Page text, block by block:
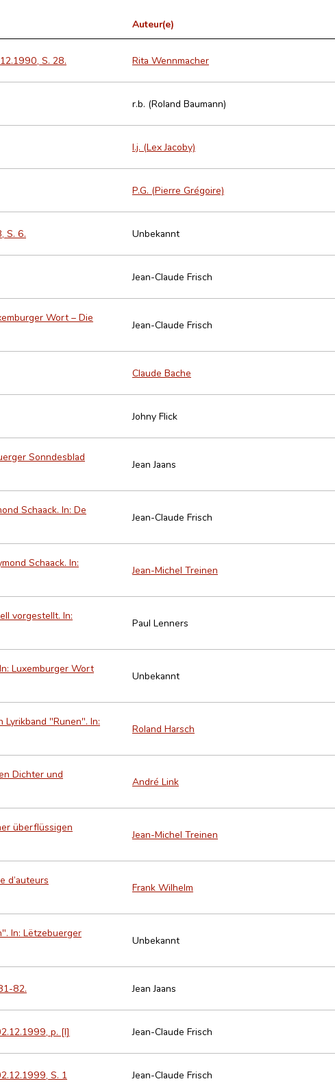
Auteur(e)
S. 28. Rita Wennmacher
r.b. (Roland Baumann)
l.j. (Lex Jacoby)
P.G. (Pierre Grégoire)
S. 6. Unbekannt
Jean-Claude Frisch
Wort – Die
Jean-Claude Frisch
Claude Bache
Johny Flick
Sonndesblad
Jean Jaans
Schaack. In: De
Jean-Claude Frisch
Schaack. In:
Jean-Michel Treinen
vorgestellt. In:
Paul Lenners
Luxemburger Wort
Unbekannt
"Runen". In:
Roland Harsch
Dichter und
André Link
überflüssigen
Jean-Michel Treinen
d’auteurs
Frank Wilhelm
In: Lëtzebuerger
Unbekannt
82. Jean Jaans
p. [I] Jean-Claude Frisch
S. 1 Jean-Claude Frisch